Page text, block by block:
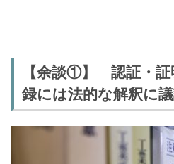
【余談①】 認証・証
録には法的な解釈に